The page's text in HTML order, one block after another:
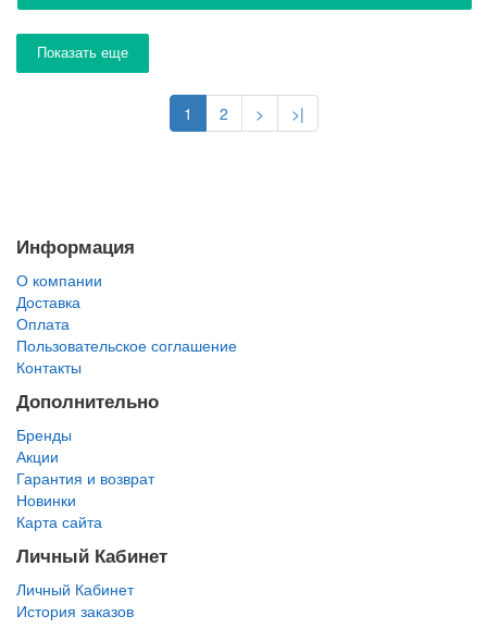
Показать еще
1 2 > >|
Информация
О компании
Доставка
Оплата
Пользовательское соглашение
Контакты
Дополнительно
Бренды
Акции
Гарантия и возврат
Новинки
Карта сайта
Личный Кабинет
Личный Кабинет
История заказов